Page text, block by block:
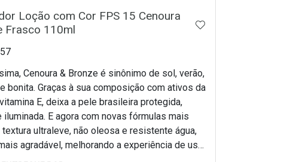
Loção com Cor FPS 15 Cenoura
Frasco 110ml
ADICIONAR AOS
Cenoura & Bronze é sinônimo de sol, verão,
bonita. Graças à sua composição com ativos da
E, deixa a pele brasileira protegida,
iluminada. E agora com novas fórmulas mais
textura ultraleve, não oleosa e resistente água,
agradável, melhorando a experiência de uso